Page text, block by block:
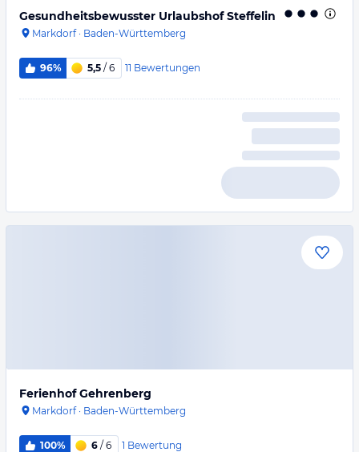
Gesundheitsbewusster Urlaubshof Steffelin
Markdorf· Baden-Württemberg
96% 5,5 / 6 11 Bewertungen
Ferienhof Gehrenberg
Markdorf· Baden-Württemberg
100% 6 / 6 1 Bewertung